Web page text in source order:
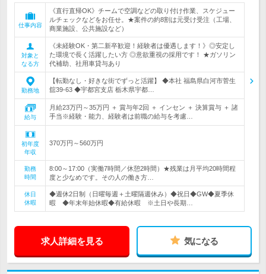
仕事内容
《直行直帰OK》チームで空調などの取り付け作業、スケジュー
ルチェックなどをお任せ。★案件の約8割は元受け受注（工場、
商業施設、公共施設など）
対象と
なる方
《未経験OK・第二新卒歓迎！経験者は優遇します！》◎安定し
た環境で長く活躍したい方 ◎意欲重視の採用です！ ★ガソリン
代補助、社用車貸与あり
勤務地
【転勤なし・好きな街でずっと活躍】 ◆本社 福島県白河市菅生
舘39-63 ◆宇都宮支店 栃木県宇都…
給与
月給23万円～35万円 ＋ 賞与年2回 ＋ インセン ＋ 決算賞与 ＋ 諸
手当※経験・能力、経験者は前職の給与を考慮…
初年度
年収
370万円～560万円
勤務
時間
8:00～17:00（実働7時間／休憩2時間）★残業は月平均20時間程
度と少なめです。その人の働き方…
休日
休暇
◆週休2日制（日曜毎週＋土曜隔週休み）◆祝日◆GW◆夏季休
暇 ◆年末年始休暇◆有給休暇 ※土日や長期…
求人詳細を見る 気になる